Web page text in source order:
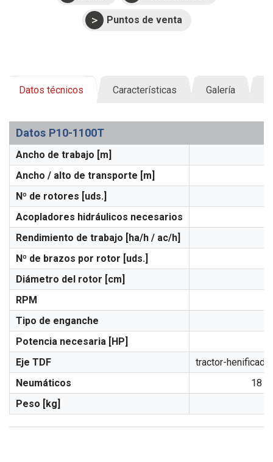
Puntos de venta
Datos técnicos Características Galería
Datos P10-1100T
Ancho de trabajo [m]
Ancho / alto de transporte [m]
Nº de rotores [uds.]
Acopladores hidráulicos necesarios
Rendimiento de trabajo [ha/h / ac/h]
Nº de brazos por rotor [uds.]
Diámetro del rotor [cm]
RPM
Tipo de enganche
Potencia necesaria [HP]
Eje TDF
tractor-
Neumáticos
18 x
Peso [kg]